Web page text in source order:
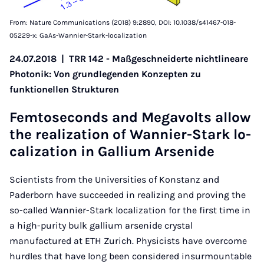
From: Nature Communications (2018) 9:2890, DOI: 10.1038/s41467-018-
05229-x: GaAs-Wannier-Stark-localization
24.07.2018
TRR 142 - Maßgeschneiderte nichtlineare
Photonik: Von grundlegenden Konzepten zu
funktionellen Strukturen
Fem­to­se­conds and Me­ga­volts al­low
the re­a­li­za­ti­on of Wan­nier-Stark lo­
ca­li­za­ti­on in Gal­li­um Ar­se­ni­de
Scientists from the Universities of Konstanz and
Paderborn have succeeded in realizing and proving the
so-called Wannier-Stark localization for the first time in
a high-purity bulk gallium arsenide crystal
manufactured at ETH Zurich. Physicists have overcome
hurdles that have long been considered insurmountable